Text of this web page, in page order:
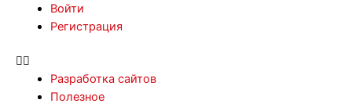
Войти
Регистрация
Разработка сайтов
Полезное